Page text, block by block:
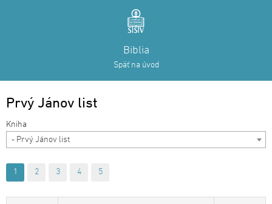
Biblia
Späť na úvod
Prvý Jánov list
- Prvý Jánov list
1 2 3 4 5